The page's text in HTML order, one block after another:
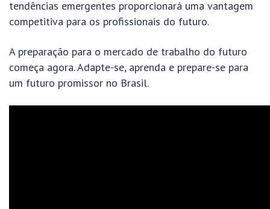
tendências emergentes proporcionará uma vantagem
competitiva para os profissionais do futuro.
A preparação para o mercado de trabalho do futuro
começa agora. Adapte-se, aprenda e prepare-se para
um futuro promissor no Brasil.